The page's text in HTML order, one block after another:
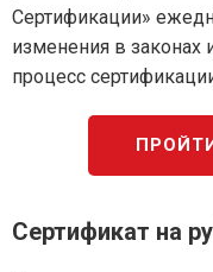
Сертификации»
изменения в законах
процесс
Сертификат на